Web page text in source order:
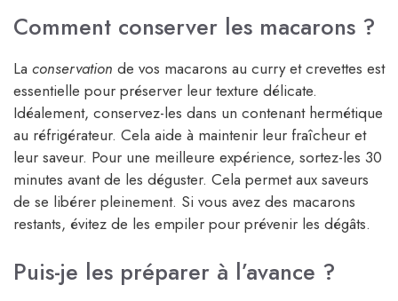
Comment conserver les macarons ?
La conservation de vos macarons au curry et crevettes est
essentielle pour préserver leur texture délicate.
Idéalement, conservez-les dans un contenant hermétique
au réfrigérateur. Cela aide à maintenir leur fraîcheur et
leur saveur. Pour une meilleure expérience, sortez-les 30
minutes avant de les déguster. Cela permet aux saveurs
de se libérer pleinement. Si vous avez des macarons
restants, évitez de les empiler pour prévenir les dégâts.
Puis-je les préparer à l’avance ?